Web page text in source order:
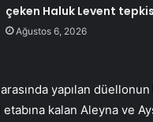
çeken Haluk Levent
Ağustos 6, 2026
yapılan düellonun
kalan Aleyna ve